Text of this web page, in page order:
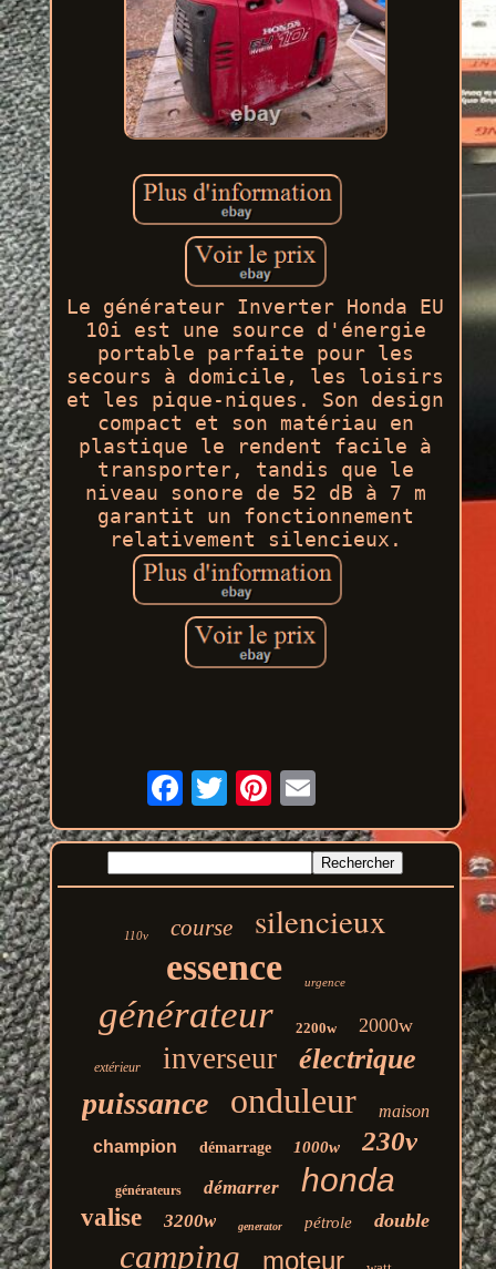
Le générateur Inverter Honda EU
10i est une source d'énergie
portable parfaite pour les
secours à domicile, les loisirs
et les pique-niques. Son design
compact et son matériau en
plastique le rendent facile à
transporter, tandis que le
niveau sonore de 52 dB à 7 m
garantit un fonctionnement
relativement silencieux.
110v course silencieux
essence urgence
générateur 2200w 2000w
extérieur inverseur électrique
puissance onduleur
maison
champion
démarrage 1000w 230v
générateurs démarrer honda
valise 3200w generator pétrole double
camping moteur